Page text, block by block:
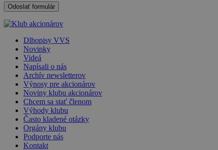
Dlhopisy VVS
Novinky
Videá
Napísali o nás
Archív newsletterov
Výnosy pre akcionárov
Noviny klubu akcionárov
Chcem sa stať členom
Výhody klubu
Často kladené otázky
Orgány klubu
Podporte nás
Kontakt